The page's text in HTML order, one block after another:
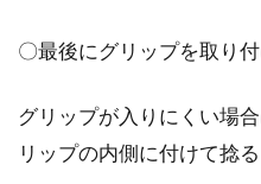
〇最後にグリップを取り
グリップが入りにくい場
リップの内側に付けて捻